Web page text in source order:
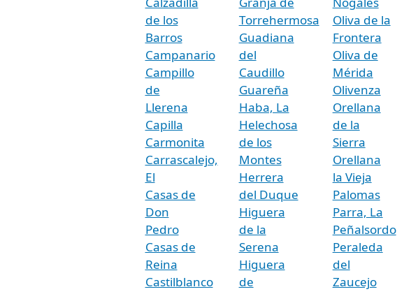
de los
Barros
Campanario
Campillo
de
Llerena
Capilla
Carmonita
Carrascalejo,
El
Casas de
Don
Pedro
Casas de
Reina
Castilblanco
Torrehermosa
Guadiana
del
Caudillo
Guareña
Haba, La
Helechosa
de los
Montes
Herrera
del Duque
Higuera
de la
Serena
Higuera
de
Oliva de la
Frontera
Oliva de
Mérida
Olivenza
Orellana
de la
Sierra
Orellana
la Vieja
Palomas
Parra, La
Peñalsordo
Peraleda
del
Zaucejo